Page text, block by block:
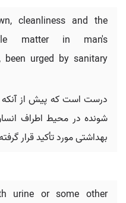
cleanliness and the
matter in man's
urged by sanitary
درست است که پیش از آنکه
شونده در محیط اطراف
بهداشتی مورد تأکید قرار
urine or some other